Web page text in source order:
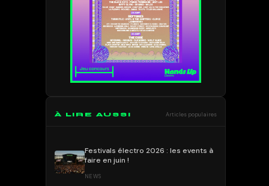
À LIRE AUSSI Articles populaires
Festivals électro 2026 : les events à
faire en juin !
NEWS